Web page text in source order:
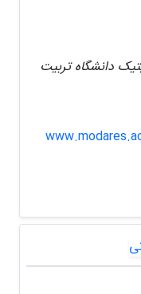
دانشگاه تربیت